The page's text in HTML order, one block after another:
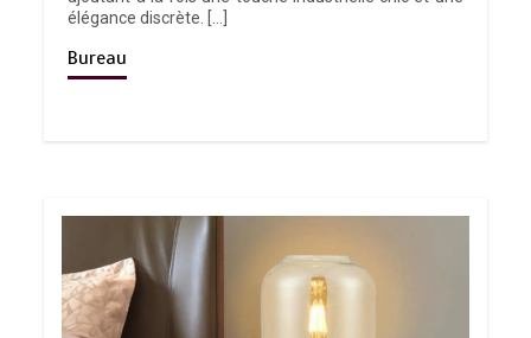
élégance discrète. […]
Bureau